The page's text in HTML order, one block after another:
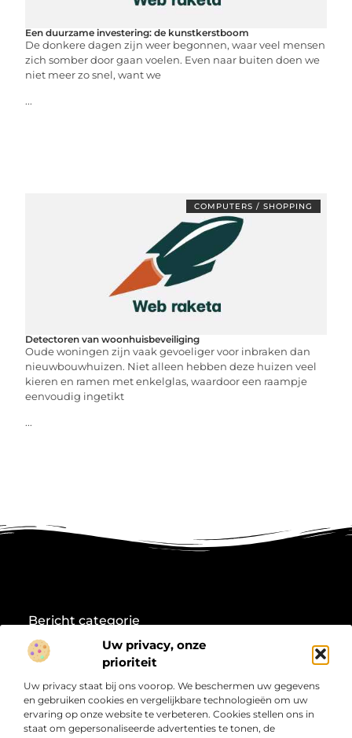
Uw privacy, onze
prioriteit
Uw privacy staat bij ons voorop. We beschermen uw gegevens
en gebruiken cookies en vergelijkbare technologieën om uw
ervaring op onze website te verbeteren. Cookies stellen ons in
staat om gepersonaliseerde advertenties te tonen, de
Een duurzame investering: de kunstkerstboom
De donkere dagen zijn weer begonnen, waar veel mensen
zich somber door gaan voelen. Even naar buiten doen we
niet meer zo snel, want we
...
COMPUTERS / SHOPPING
Detectoren van woonhuisbeveiliging
Oude woningen zijn vaak gevoeliger voor inbraken dan
nieuwbouwhuizen. Niet alleen hebben deze huizen veel
kieren en ramen met enkelglas, waardoor een raampje
eenvoudig ingetikt
...
Over
“Jouw Startpunt voor Informatie en Inspiratie”
Onze informatie
Bericht categorie